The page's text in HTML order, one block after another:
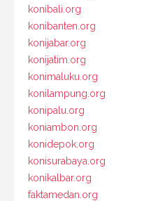
konibali.org
konibanten.org
konijabar.org
konijatim.org
konimaluku.org
konilampung.org
konipalu.org
koniambon.org
konidepok.org
konisurabaya.org
konikalbar.org
faktamedan.org